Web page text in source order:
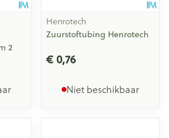
2
Henrotech
Zuurstoftubing Henrotech
€ 0,76
Niet beschikbaar